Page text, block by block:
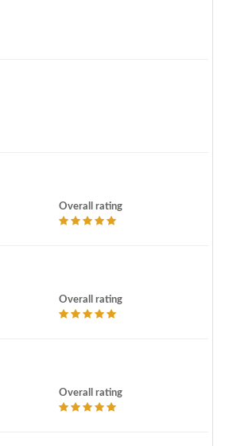
Overall rating
Overall rating
Overall rating